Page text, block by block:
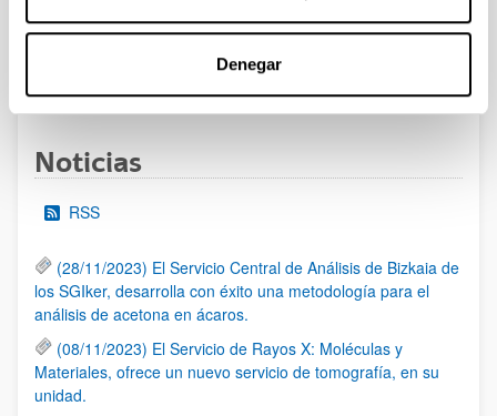
Denegar
Páginas intermedias Use
Noticias
RSS
(28/11/2023) El Servicio Central de Análisis de Bizkaia de
los SGIker, desarrolla con éxito una metodología para el
análisis de acetona en ácaros.
(08/11/2023) El Servicio de Rayos X: Moléculas y
Materiales, ofrece un nuevo servicio de tomografía, en su
unidad.